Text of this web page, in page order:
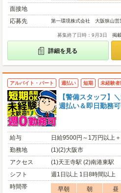
面接地
応募先
第一環境株式会社 大阪狭山営
募集終了日時：9月3日 掲
詳細を見る
アルバイト・パート 週払い 短期 未経験者
【警備スタッフ】
週払い＆即日勤務
給与
日給9500円～1万円以上
勤務地
(1)(2)大阪市
アクセス
(1)天王寺駅 (2)南港東駅
シフト
週1日以上 1日8時間以上
時間帯
早朝 朝 昼